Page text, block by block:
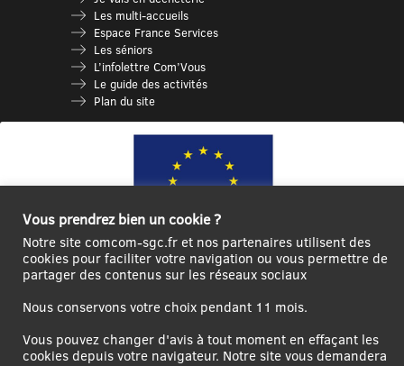
Les multi-accueils
Espace France Services
Les séniors
L’infolettre Com’Vous
Le guide des activités
Plan du site
Ce site internet a été cofinancé par l’Union européenne avec le Fonds
connecter|Se
déconnecter
compte
utilisateur
du
site
légales
Vous prendrez bien un cookie ?
Notre site comcom-sgc.fr et nos partenaires utilisent des
cookies pour faciliter votre navigation ou vous permettre de
partager des contenus sur les réseaux sociaux
Nous conservons votre choix pendant 11 mois.
Vous pouvez changer d'avis à tout moment en effaçant les
cookies depuis votre navigateur. Notre site vous demandera